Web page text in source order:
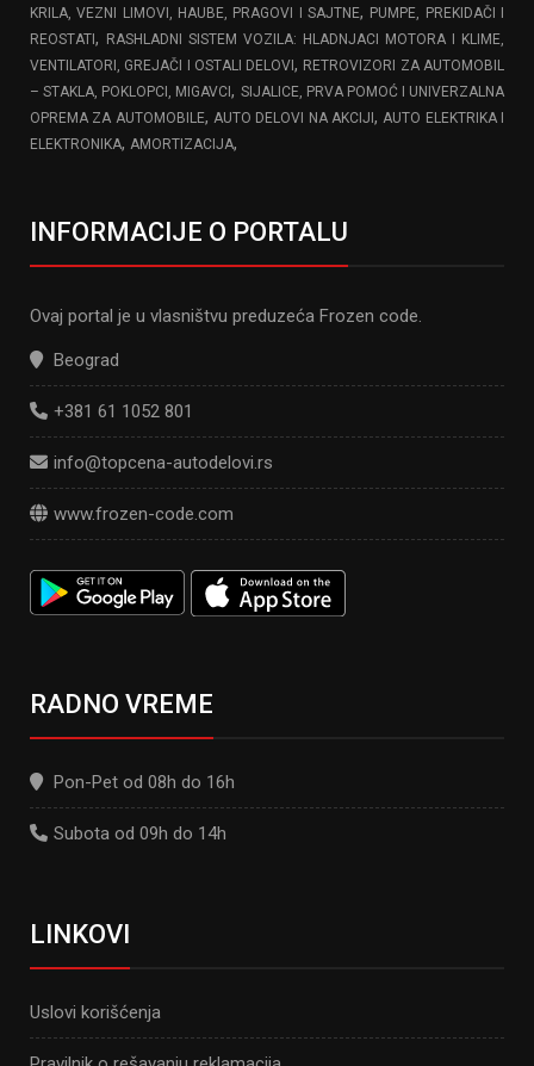
KRILA, VEZNI LIMOVI, HAUBE, PRAGOVI I SAJTNE, PUMPE, PREKIDAČI I
REOSTATI ,
RASHLADNI SISTEM VOZILA: HLADNJACI MOTORA I KLIME,
VENTILATORI, GREJAČI I OSTALI DELOVI, RETROVIZORI ZA AUTOMOBIL
– STAKLA, POKLOPCI, MIGAVCI, SIJALICE, PRVA POMOĆ I UNIVERZALNA
OPREMA ZA AUTOMOBILE,AUTO DELOVI NA AKCIJI,AUTO ELEKTRIKA I
ELEKTRONIKA, AMORTIZACIJA,
INFORMACIJE O PORTALU
Ovaj portal je u vlasništvu preduzeća Frozen code.
Beograd
+381 61 1052 801
info@topcena-autodelovi.rs
www.frozen-code.com
RADNO VREME
Pon-Pet od 08h do 16h
Subota od 09h do 14h
LINKOVI
Uslovi korišćenja